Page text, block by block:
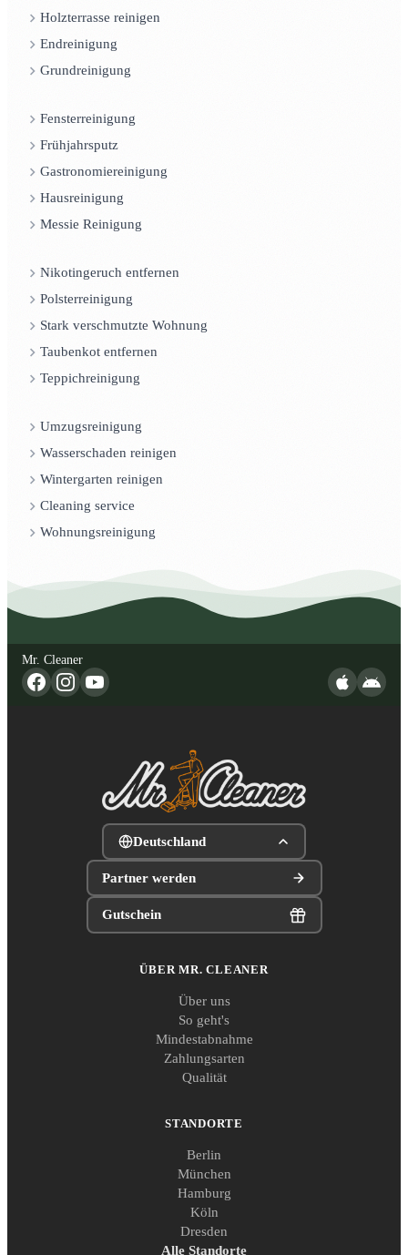
Holzterrasse reinigen
Endreinigung
Grundreinigung
Fensterreinigung
Frühjahrsputz
Gastronomiereinigung
Hausreinigung
Messie Reinigung
Nikotingeruch entfernen
Polsterreinigung
Stark verschmutzte Wohnung
Taubenkot entfernen
Teppichreinigung
Umzugsreinigung
Wasserschaden reinigen
Wintergarten reinigen
Cleaning service
Wohnungsreinigung
Mr. Cleaner
Deutschland
Partner werden
Gutschein
ÜBER MR. CLEANER
Über uns
So geht's
Mindestabnahme
Zahlungsarten
Qualität
STANDORTE
Berlin
München
Hamburg
Köln
Dresden
Alle Standorte